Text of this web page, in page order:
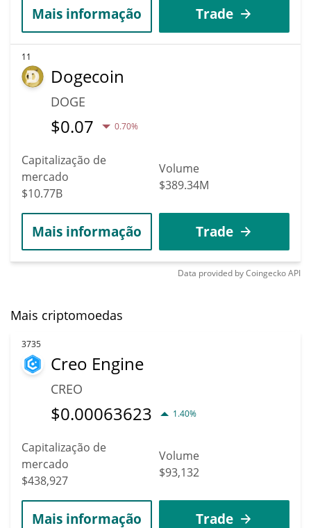
Mais informação Trade
11
Dogecoin
DOGE
$0.07 0.70%
Capitalização de
mercado
$10.77B
Volume
$389.34M
Mais informação Trade
Data provided byCoingeckoAPI
Mais criptomoedas
3735
Creo Engine
CREO
$0.00063623 1.40%
Capitalização de
mercado
$438,927
Volume
$93,132
Mais informação Trade